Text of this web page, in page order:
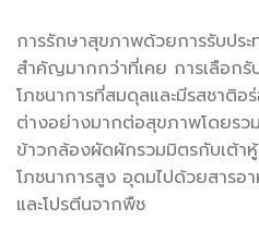
การรักษาสุขภาพด้วยการรับปร
สำคัญมากกว่าที่เคย การเลือกรั
โภชนาการที่สมดุลและมีรสชาติ
ต่างอย่างมากต่อสุขภาพโดยรว
ข้าวกล้องผัดผักรวมมิตรกับเต้า
โภชนาการสูง อุดมไปด้วยสารอ
และโปรตีนจากพืช